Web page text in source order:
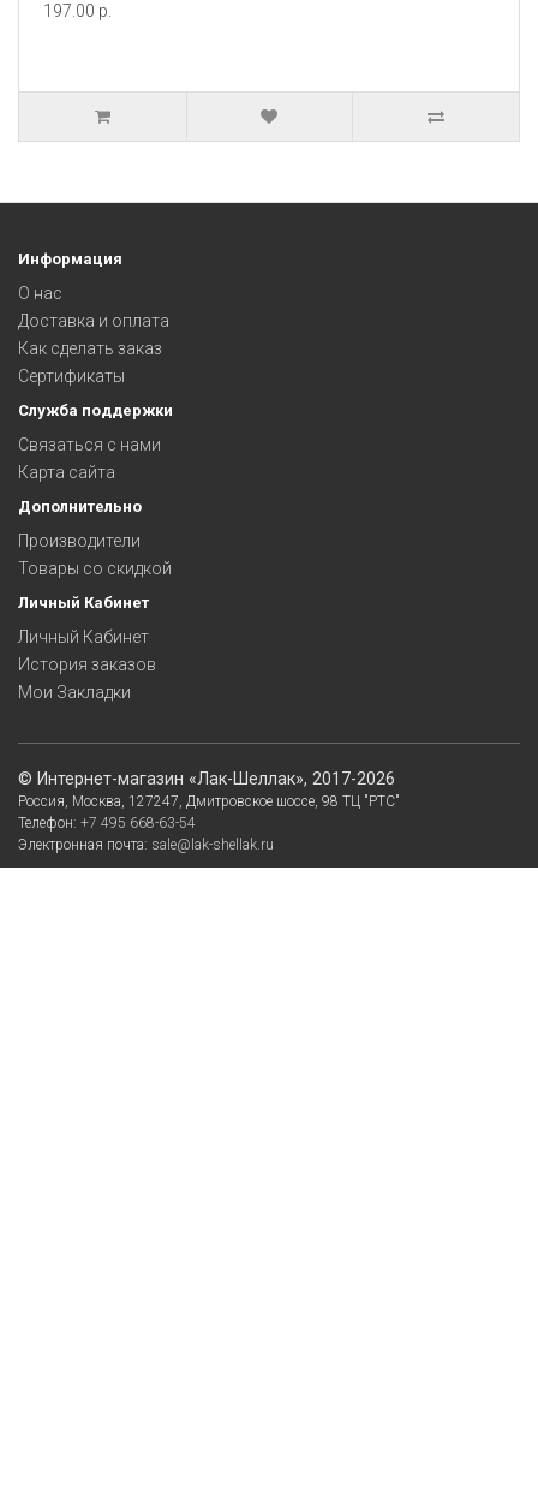
197.00 р.
Информация
О нас
Доставка и оплата
Как сделать заказ
Сертификаты
Служба поддержки
Связаться с нами
Карта сайта
Дополнительно
Производители
Товары со скидкой
Личный Кабинет
Личный Кабинет
История заказов
Мои Закладки
© Интернет-магазин «Лак-Шеллак», 2017-2026
Россия, Москва, 127247, Дмитровское шоссе, 98 ТЦ "РТС"
Телефон: +7 495 668-63-54
Электронная почта: sale@lak-shellak.ru